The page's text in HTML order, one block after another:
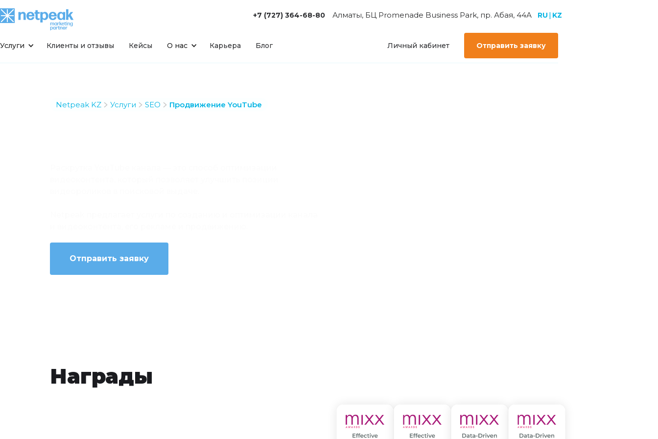
+7 (727) 364-68-80 Алматы, БЦ Promenade Business Park, пр. Абая, 44А RU | KZ
Услуги Клиенты и отзывы Кейсы О нас Карьера Блог Личный кабинет Отправить заявку
Netpeak KZ Услуги SEO Продвижение YouTube
Отправить заявку
Награды